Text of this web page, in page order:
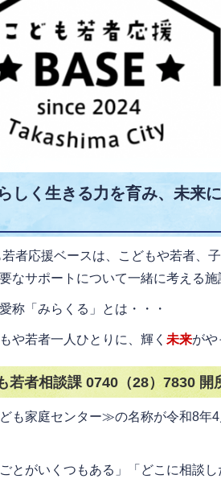
しく生きる力を育み、未来
若者応援ベースは、こどもや若者、
なサポートについて一緒に考える施
称「みらくる」とは・・・
もや若者一人ひとりに、輝く 未来がや
若者相談課 0740（28）7830
も家庭センター≫の名称が令和8
ごとがいくつもある」「どこに相談